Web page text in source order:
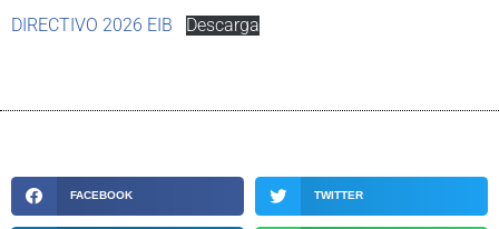
DIRECTIVO 2026 EIB
Descarga
FACEBOOK TWITTER